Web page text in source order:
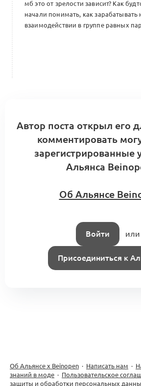
мб это от зрелости зависит? Как
начали понимать, как зарабатывать
взаимодействии в группе равных
Автор поста открыл его
комментировать
зарегистрированные
Альянса
Об Альянсе
Войти или
Присоединиться к
Об Альянсе х Beinopen · Написать нам ·
знаний в моде · Пользовательское
защиты и обработки персональных